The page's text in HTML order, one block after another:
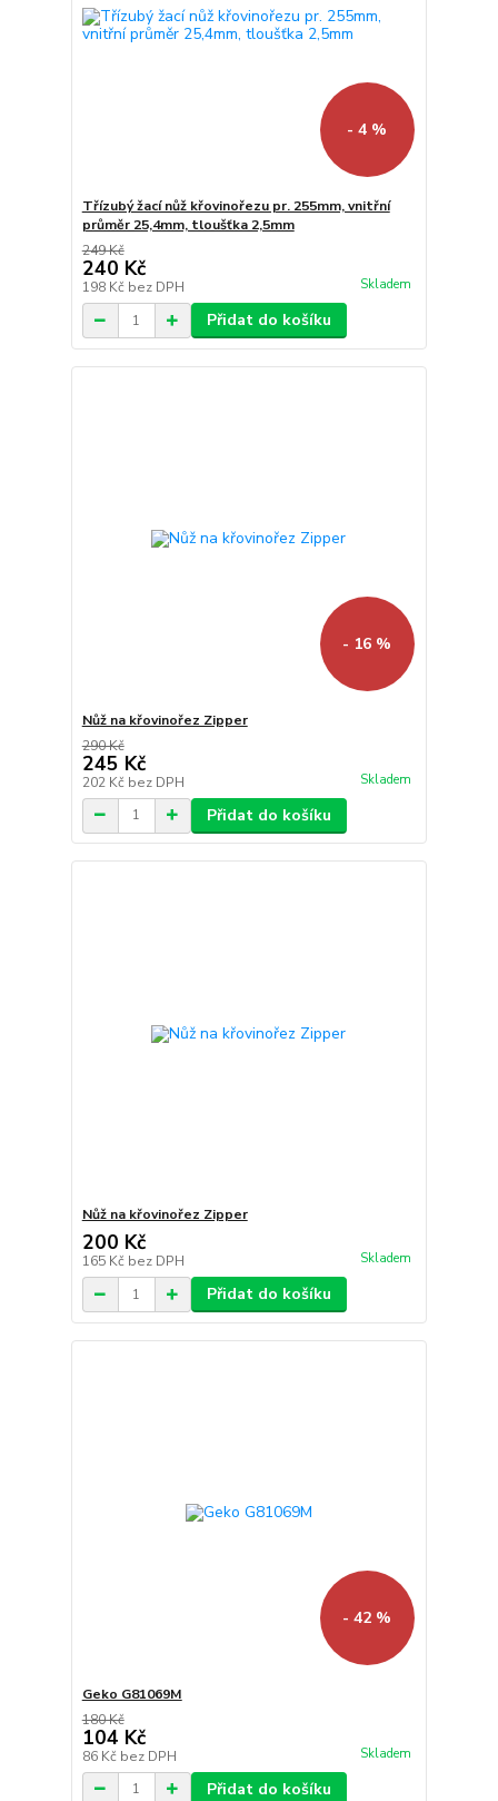
- 4 %
Třízubý žací nůž křovinořezu pr. 255mm, vnitřní
průměr 25,4mm, tloušťka 2,5mm
249 Kč
240 Kč
198 Kč bez DPH Skladem
Přidat do košíku
- 16 %
Nůž na křovinořez Zipper
290 Kč
245 Kč
202 Kč bez DPH Skladem
Přidat do košíku
Nůž na křovinořez Zipper
200 Kč
165 Kč bez DPH Skladem
Přidat do košíku
- 42 %
Geko G81069M
180 Kč
104 Kč
86 Kč bez DPH Skladem
Přidat do košíku